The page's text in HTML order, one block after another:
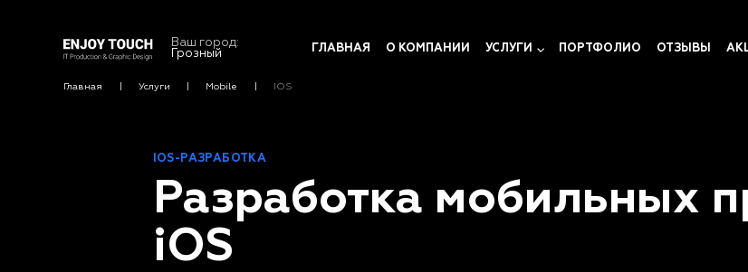
Ваш город:
Грозный
ГЛАВНАЯ О КОМПАНИИ УСЛУГИ ПОРТФОЛИО ОТЗЫВЫ
Главная Услуги Mobile IOS
IOS-РАЗРАБОТКА
Разработка мобильных
iOS